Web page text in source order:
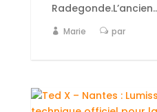
Marie par